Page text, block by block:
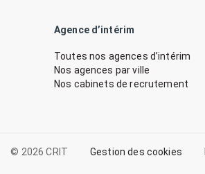
Agence d’intérim
Toutes nos agences d’intérim
Nos agences par ville
Nos cabinets de recrutement
© 2026 CRIT Gestion des cookies